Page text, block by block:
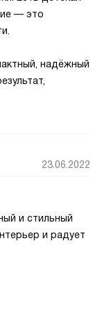
— это
надёжный
23.06.2022
и стильный
и радует